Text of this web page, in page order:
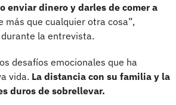
enviar dinero y darles de comer a
más que cualquier otra cosa”,
la entrevista.
desafíos emocionales que ha
vida. La distancia con su familia y la
duros de sobrellevar.